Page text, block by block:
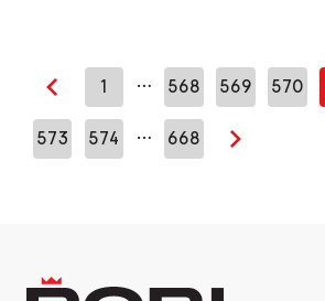
Edellinen sivu
1 … 568 569 570
573 574 … 668
Seuraava